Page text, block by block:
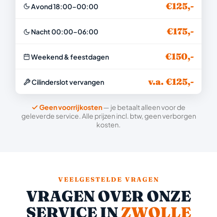
Avond 18:00–00:00 €125,-
Nacht 00:00–06:00 €175,-
Weekend & feestdagen €150,-
Cilinderslot vervangen v.a. €125,-
Geen voorrijkosten— je betaalt alleen voor de
geleverde service. Alle prijzen incl. btw, geen verborgen
kosten.
VEELGESTELDE VRAGEN
VRAGEN OVER ONZE
SERVICE INZWOLLE